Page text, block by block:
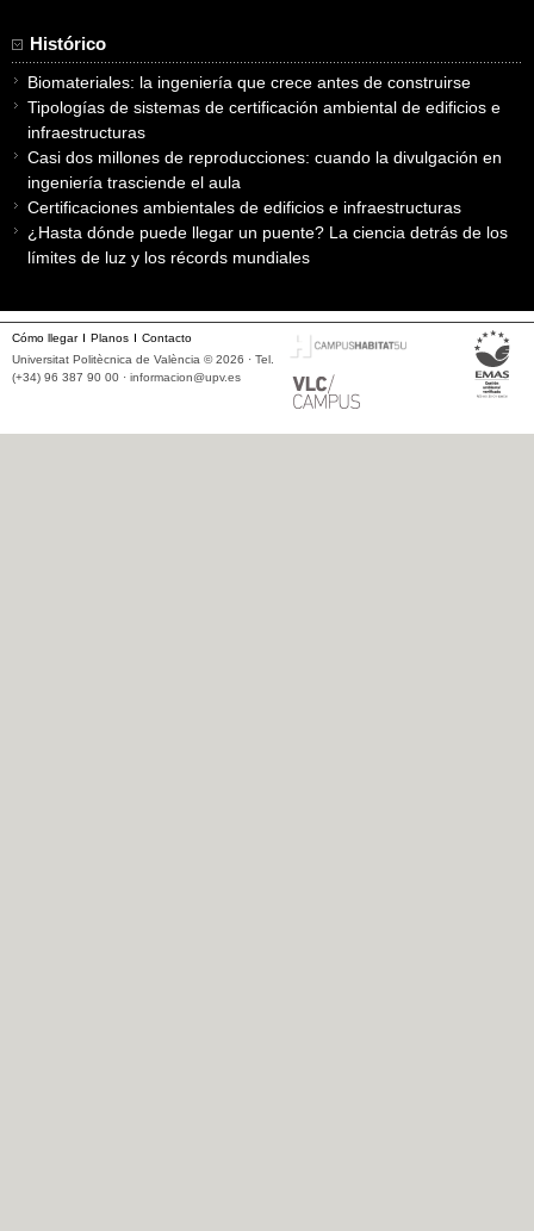
Histórico
Biomateriales: la ingeniería que crece antes de construirse
Tipologías de sistemas de certificación ambiental de edificios e
infraestructuras
Casi dos millones de reproducciones: cuando la divulgación en
ingeniería trasciende el aula
Certificaciones ambientales de edificios e infraestructuras
¿Hasta dónde puede llegar un puente? La ciencia detrás de los
límites de luz y los récords mundiales
Cómo llegar Planos
Contacto
Universitat Politècnica de València © 2026 · Tel.
(+34) 96 387 90 00 · informacion@upv.es